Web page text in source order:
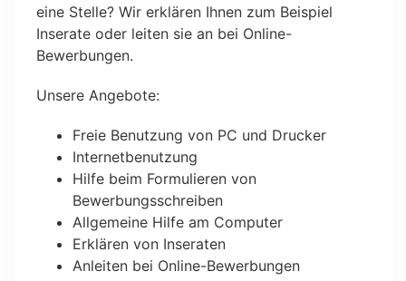
eine Stelle? Wir erklären Ihnen zum Beispiel
Inserate oder leiten sie an bei Online-
Bewerbungen.
Unsere Angebote:
Freie Benutzung von PC und Drucker
Internetbenutzung
Hilfe beim Formulieren von
Bewerbungsschreiben
Allgemeine Hilfe am Computer
Erklären von Inseraten
Anleiten bei Online-Bewerbungen